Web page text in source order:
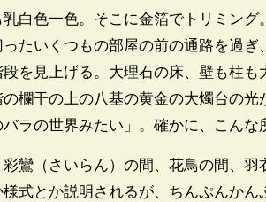
白色一色。そこに金箔でトリミン
ったいくつもの部屋の前の通路を過
を見上げる。大理石の床、壁も柱
欄干の上の八基の黄金の大燭台の
ラの世界みたい」。確かに、こんな
彩鸞（さいらん）の間、花鳥の間、
式とか説明されるが、ちんぷんか